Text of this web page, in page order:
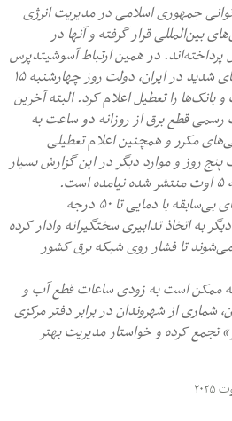
جمهوری اسلامی در مدیریت انرژی
بین‌المللی قرار گرفته و آنها در
در همین ارتباط آسوشیتدپرس
نیز گزارش داد در پی موج گرمای شدید در ایران، دولت روز چهارشنبه ۱۵
بانک‌ها را تعطیل اعلام کرد. البته آخرین
رسمی قطع برق از روزانه دو ساعت به
مکرر و همچنین اعلام تعطیلی
روز و موارد دیگر در این گزارش بسیار
-در این گزارش آمده، موج گرمای بی‌سابقه با دمایی تا ۵۰ درجه
به اتخاذ تدابیری سختگیرانه وادار کرده
تا فشار روی شبکه برق کشور
ممکن است به‌ زودی ساعات قطع آب و
شماری از شهروندان در برابر دفتر مرکزی
تجمع کرده و خواستار مدیریت بهتر